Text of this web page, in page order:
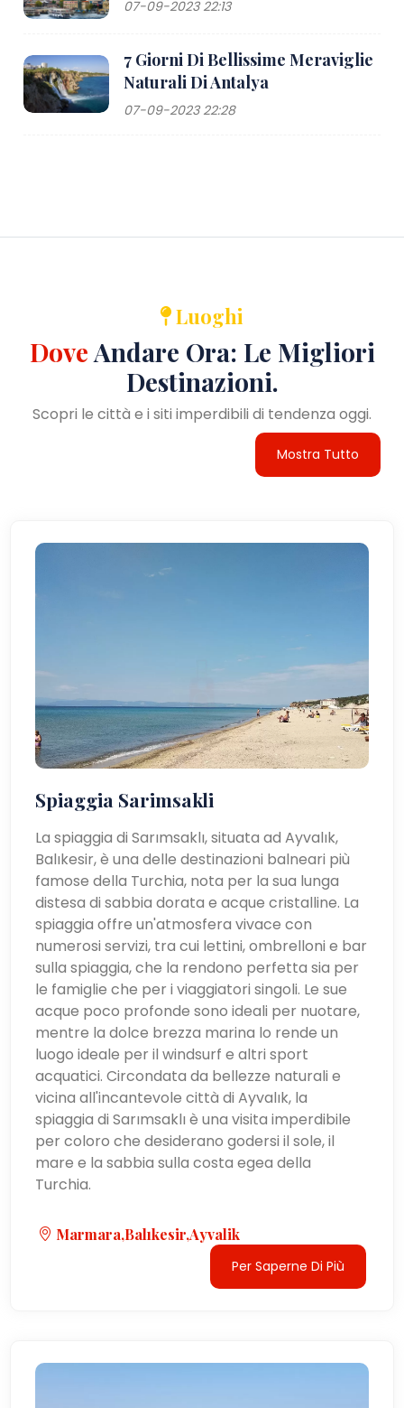
07-09-2023 22:13
7 Giorni Di Bellissime Meraviglie
Naturali Di Antalya
07-09-2023 22:28
Luoghi
DoveAndare Ora: Le Migliori
Destinazioni.
Scopri le città e i siti imperdibili di tendenza oggi.
Mostra Tutto
Spiaggia Sarimsakli
La spiaggia di Sarımsaklı, situata ad Ayvalık,
Balıkesir, è una delle destinazioni balneari più
famose della Turchia, nota per la sua lunga
distesa di sabbia dorata e acque cristalline. La
spiaggia offre un'atmosfera vivace con
numerosi servizi, tra cui lettini, ombrelloni e bar
sulla spiaggia, che la rendono perfetta sia per
le famiglie che per i viaggiatori singoli. Le sue
acque poco profonde sono ideali per nuotare,
mentre la dolce brezza marina lo rende un
luogo ideale per il windsurf e altri sport
acquatici. Circondata da bellezze naturali e
vicina all'incantevole città di Ayvalık, la
spiaggia di Sarımsaklı è una visita imperdibile
per coloro che desiderano godersi il sole, il
mare e la sabbia sulla costa egea della
Turchia.
Marmara,Balıkesir,Ayvalik
Per Saperne Di Più